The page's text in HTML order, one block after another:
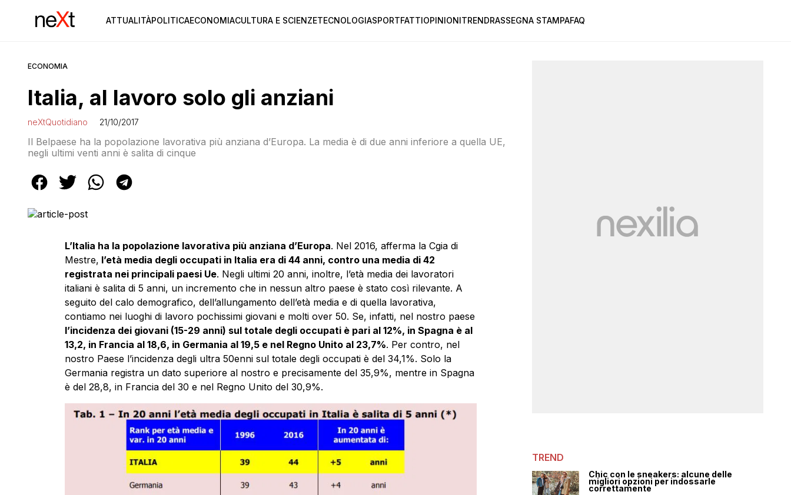
ATTUALITÀPOLITICAECONOMIACULTURA E SCIENZETECNOLOGIASPORTFATTIOPINIONITRENDRASSEGNA STAMPAFAQ
ECONOMIA
Italia, al lavoro solo gli anziani
neXtQuotidiano 21/10/2017
Il Belpaese ha la popolazione lavorativa più anziana d’Europa. La media è di due anni inferiore a quella UE,
negli ultimi venti anni è salita di cinque
L’Italia ha la popolazione lavorativa più anziana d’Europa. Nel 2016, afferma la Cgia di
Mestre, l’età media degli occupati in Italia era di 44 anni, contro una media di 42
registrata nei principali paesi Ue. Negli ultimi 20 anni, inoltre, l’età media dei lavoratori
italiani è salita di 5 anni, un incremento che in nessun altro paese è stato così rilevante. A
seguito del calo demografico, dell’allungamento dell’età media e di quella lavorativa,
contiamo nei luoghi di lavoro pochissimi giovani e molti over 50. Se, infatti, nel nostro paese
l’incidenza dei giovani (15-29 anni) sul totale degli occupati è pari al 12%, in Spagna è al
13,2, in Francia al 18,6, in Germania al 19,5 e nel Regno Unito al 23,7%. Per contro, nel
nostro Paese l’incidenza degli ultra 50enni sul totale degli occupati è del 34,1%. Solo la
Germania registra un dato superiore al nostro e precisamente del 35,9%, mentre in Spagna
è del 28,8, in Francia del 30 e nel Regno Unito del 30,9%.
TREND
Chic con le sneakers: alcune delle
migliori opzioni per indossarle
correttamente